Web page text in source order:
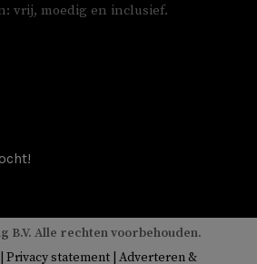
vrij, moedig en inclusief.
B.V. Alle rechten voorbehouden.
Privacy statement Adverteren &